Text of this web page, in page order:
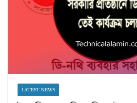
LATEST NEWS